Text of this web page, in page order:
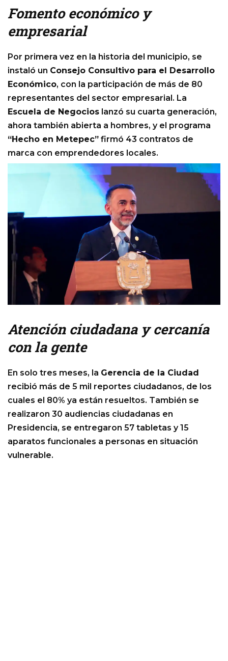
Fomento económico y
empresarial
Por primera vez en la historia del municipio, se
instaló un Consejo Consultivo para el Desarrollo
Económico, con la participación de más de 80
representantes del sector empresarial. La
Escuela de Negocios lanzó su cuarta generación,
ahora también abierta a hombres, y el programa
“Hecho en Metepec” firmó 43 contratos de
marca con emprendedores locales.
Atención ciudadana y cercanía
con la gente
En solo tres meses, la Gerencia de la Ciudad
recibió más de 5 mil reportes ciudadanos, de los
cuales el 80% ya están resueltos. También se
realizaron 30 audiencias ciudadanas en
Presidencia, se entregaron 57 tabletas y 15
aparatos funcionales a personas en situación
vulnerable.